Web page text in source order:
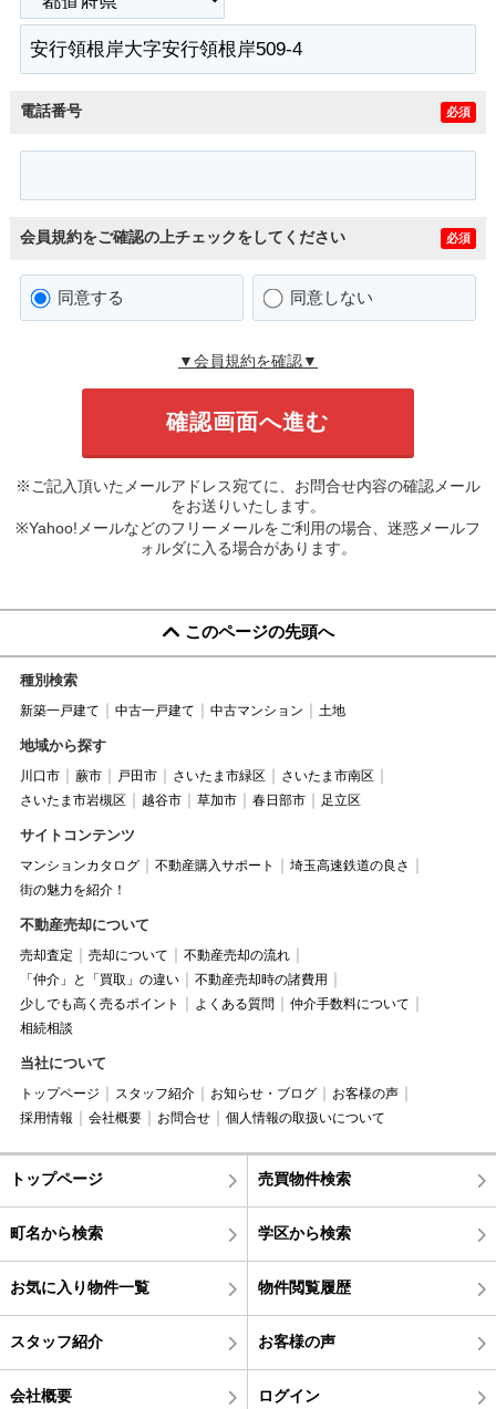
電話番号 必須
会員規約をご確認の上チェックをしてください 必須
同意する 同意しない
▼会員規約を確認▼
※ご記入頂いたメールアドレス宛てに、お問合せ内容の確認メール
をお送りいたします。
※Yahoo!メールなどのフリーメールをご利用の場合、迷惑メールフ
ォルダに入る場合があります。
このページの先頭へ
種別検索
新築一戸建て 中古一戸建て 中古マンション 土地
地域から探す
川口市 蕨市 戸田市 さいたま市緑区
さいたま市南区
さいたま市岩槻区
越谷市 草加市 春日部市 足立区
サイトコンテンツ
マンションカタログ 不動産購入サポート
埼玉高速鉄道の良さ
街の魅力を紹介！
不動産売却について
売却査定 売却について
不動産売却の流れ
「仲介」と「買取」の違い
不動産売却時の諸費用
少しでも高く売るポイント
よくある質問
仲介手数料について
相続相談
当社について
トップページ スタッフ紹介 お知らせ・ブログ
お客様の声
採用情報
会社概要 お問合せ 個人情報の取扱いについて
トップページ 売買物件検索
町名から検索 学区から検索
お気に入り物件一覧 物件閲覧履歴
スタッフ紹介 お客様の声
会社概要 ログイン